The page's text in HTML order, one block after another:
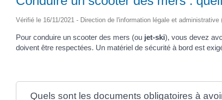
Vérifié le 16/11/2021 - Direction de l'information légale et administrative
Pour conduire un scooter des mers (ou jet-ski), vous devez
doivent être respectées. Un matériel de sécurité à bord est
Quels sont les documents obligatoires à